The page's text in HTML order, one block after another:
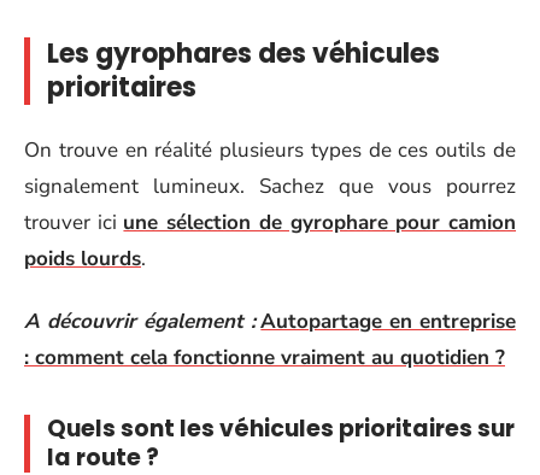
Les gyrophares des véhicules
prioritaires
On trouve en réalité plusieurs types de ces outils de
signalement lumineux. Sachez que vous pourrez
trouver ici une sélection de gyrophare pour camion
poids lourds.
A découvrir également : Autopartage en entreprise
: comment cela fonctionne vraiment au quotidien ?
Quels sont les véhicules prioritaires sur
la route ?